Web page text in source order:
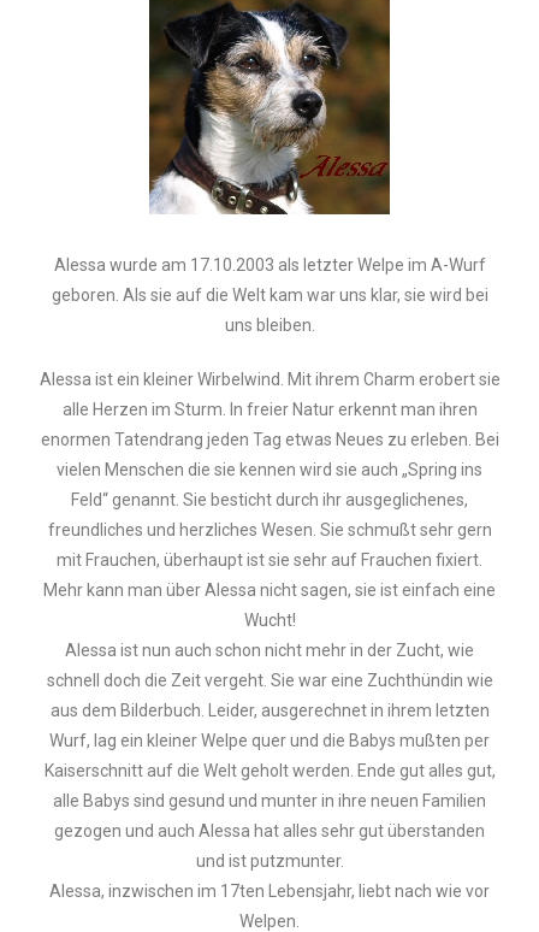
Alessa wurde am 17.10.2003 als letzter Welpe im A-Wurf
geboren. Als sie auf die Welt kam war uns klar, sie wird bei
uns bleiben.
Alessa ist ein kleiner Wirbelwind. Mit ihrem Charm erobert sie
alle Herzen im Sturm. In freier Natur erkennt man ihren
enormen Tatendrang jeden Tag etwas Neues zu erleben. Bei
vielen Menschen die sie kennen wird sie auch „Spring ins
Feld“ genannt. Sie besticht durch ihr ausgeglichenes,
freundliches und herzliches Wesen. Sie schmußt sehr gern
mit Frauchen, überhaupt ist sie sehr auf Frauchen fixiert.
Mehr kann man über Alessa nicht sagen, sie ist einfach eine
Wucht!
Alessa ist nun auch schon nicht mehr in der Zucht, wie
schnell doch die Zeit vergeht. Sie war eine Zuchthündin wie
aus dem Bilderbuch. Leider, ausgerechnet in ihrem letzten
Wurf, lag ein kleiner Welpe quer und die Babys mußten per
Kaiserschnitt auf die Welt geholt werden. Ende gut alles gut,
alle Babys sind gesund und munter in ihre neuen Familien
gezogen und auch Alessa hat alles sehr gut überstanden
und ist putzmunter.
Alessa, inzwischen im 17ten Lebensjahr, liebt nach wie vor
Welpen.